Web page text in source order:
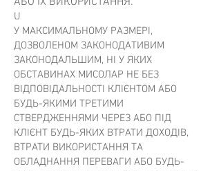
U
У МАКСИМАЛЬНОМУ РАЗМЕРІ,
ДОЗВОЛЕНОМ ЗАКОНОДАТИВИМ
ЗАКОНОДАЛЬШИМ, НІ У ЯКИХ
ОБСТАВИНАХ МИСОЛАР НЕ БЕЗ
ВІДПОВІДАЛЬНОСТІ КЛІЄНТОМ АБО
БУДЬ-ЯКИМИ ТРЕТИМИ
СТВЕРДЖЕННЯМИ ЧЕРЕЗ АБО ПІД
КЛІЄНТ БУДЬ-ЯКИХ ВТРАТИ ДОХОДІВ,
ВТРАТИ ВИКОРИСТАННЯ ТА
ОБЛАДНАННЯ ПЕРЕВАГИ АБО БУДЬ-